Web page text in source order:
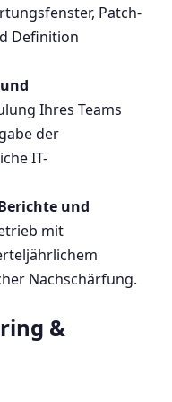
Patch-
Definition
Ihres Teams
der
IT-
und
mit
Nachschärfung.
&